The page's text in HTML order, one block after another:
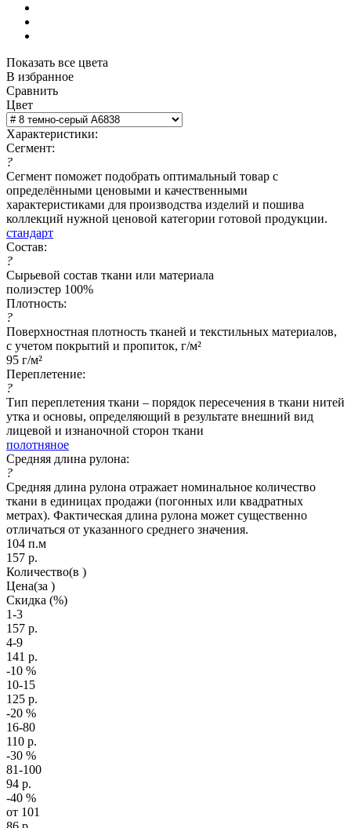
Показать все цвета
В избранное
Сравнить
Цвет
Характеристики:
Сегмент:
?
Сегмент поможет подобрать оптимальный товар с
определёнными ценовыми и качественными
характеристиками для производства изделий и пошива
коллекций нужной ценовой категории готовой продукции.
стандарт
Состав:
?
Сырьевой состав ткани или материала
полиэстер 100%
Плотность:
?
Поверхностная плотность тканей и текстильных материалов,
с учетом покрытий и пропиток, г/м²
95 г/м²
Переплетение:
?
Тип переплетения ткани – порядок пересечения в ткани нитей
утка и основы, определяющий в результате внешний вид
лицевой и изнаночной сторон ткани
полотняное
Средняя длина рулона:
?
Средняя длина рулона отражает номинальное количество
ткани в единицах продажи (погонных или квадратных
метрах). Фактическая длина рулона может существенно
отличаться от указанного среднего значения.
104 п.м
157 р.
Количество(в )
Цена(за )
Скидка (%)
1-3
157 р.
4-9
141 р.
-10 %
10-15
125 р.
-20 %
16-80
110 р.
-30 %
81-100
94 р.
-40 %
от 101